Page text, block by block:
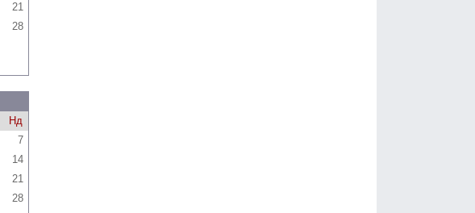
21
28
Нд
7
14
21
28